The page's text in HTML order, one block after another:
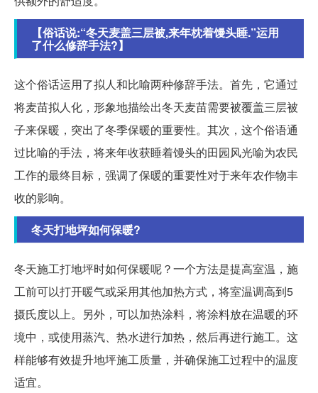
【俗话说:“冬天麦盖三层被,来年枕着馒头睡.”运用
了什么修辞手法?】
这个俗话运用了拟人和比喻两种修辞手法。首先，它通过
将麦苗拟人化，形象地描绘出冬天麦苗需要被覆盖三层被
子来保暖，突出了冬季保暖的重要性。其次，这个俗语通
过比喻的手法，将来年收获睡着馒头的田园风光喻为农民
工作的最终目标，强调了保暖的重要性对于来年农作物丰
收的影响。
冬天打地坪如何保暖?
冬天施工打地坪时如何保暖呢？一个方法是提高室温，施
工前可以打开暖气或采用其他加热方式，将室温调高到5
摄氏度以上。另外，可以加热涂料，将涂料放在温暖的环
境中，或使用蒸汽、热水进行加热，然后再进行施工。这
样能够有效提升地坪施工质量，并确保施工过程中的温度
适宜。